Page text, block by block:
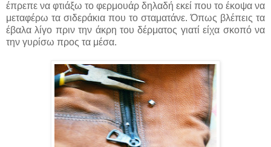
έπρεπε να φτιάξω το φερμουάρ δηλαδή εκεί που το έκοψα να
μεταφέρω τα σιδεράκια που το σταματάνε. Όπως βλέπεις τα
έβαλα λίγο πριν την άκρη του δέρματος γιατί είχα σκοπό να
την γυρίσω προς τα μέσα.